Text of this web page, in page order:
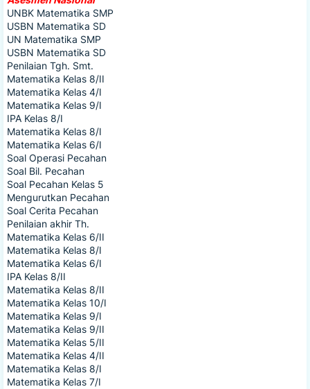
UNBK Matematika SMP
USBN Matematika SD
UN Matematika SMP
USBN Matematika SD
Penilaian Tgh. Smt.
Matematika Kelas 8/II
Matematika Kelas 4/I
Matematika Kelas 9/I
IPA Kelas 8/I
Matematika Kelas 8/I
Matematika Kelas 6/I
Soal Operasi Pecahan
Soal Bil. Pecahan
Soal Pecahan Kelas 5
Mengurutkan Pecahan
Soal Cerita Pecahan
Penilaian akhir Th.
Matematika Kelas 6/II
Matematika Kelas 8/I
Matematika Kelas 6/I
IPA Kelas 8/II
Matematika Kelas 8/II
Matematika Kelas 10/I
Matematika Kelas 9/I
Matematika Kelas 9/II
Matematika Kelas 5/II
Matematika Kelas 4/II
Matematika Kelas 8/I
Matematika Kelas 7/I